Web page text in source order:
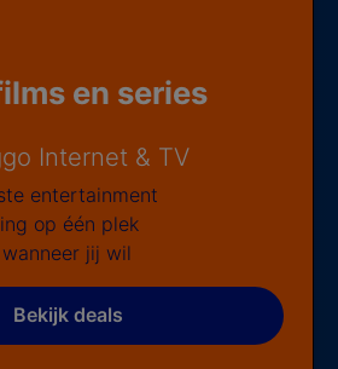
en series
Internet & TV
entertainment
op één plek
jij wil
Bekijk deals